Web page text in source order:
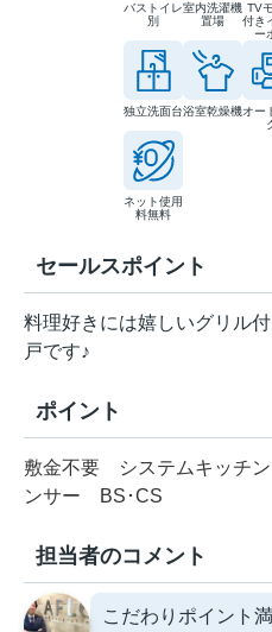
バストイレ
別
室内洗濯機
置場
TV
付き
ー
独立洗面台浴室乾燥機オー
ネット使用
料無料
セールスポイント
料理好きには嬉しいグリル
戸です♪
ポイント
敷金不要 システムキッチン
ンサー
BS･CS
担当者のコメント
こだわりポイント